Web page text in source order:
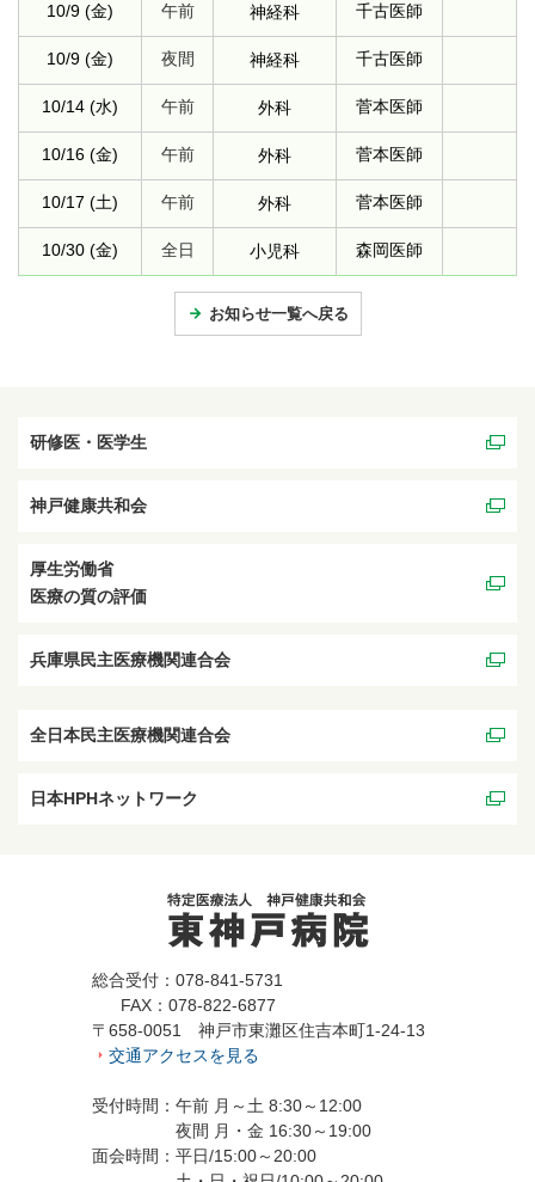
10/9 (金) 午前 神経科 千古医師
10/9 (金) 夜間 神経科 千古医師
10/14 (水) 午前 外科 菅本医師
10/16 (金) 午前 外科 菅本医師
10/17 (土) 午前 外科 菅本医師
10/30 (金) 全日 小児科 森岡医師
お知らせ一覧へ戻る
研修医・医学生
神戸健康共和会
厚生労働省
医療の質の評価
兵庫県民主医療機関連合会
全日本民主医療機関連合会
日本HPHネットワーク
総合受付：078-841-5731
FAX：078-822-6877
〒658-0051 神戸市東灘区住吉本町1-24-13
交通アクセスを見る
受付時間：午前 月～土 8:30～12:00
夜間 月・金 16:30～19:00
面会時間：平日/15:00～20:00